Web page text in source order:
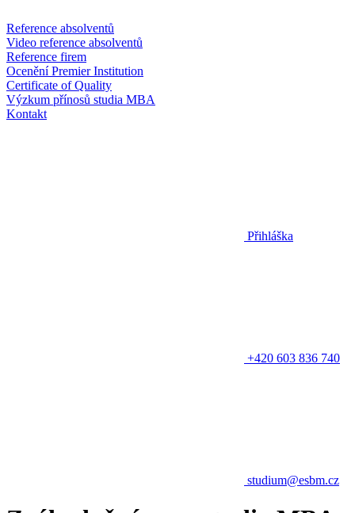
Reference absolventů
Video reference absolventů
Reference firem
Ocenění Premier Institution
Certificate of Quality
Výzkum přínosů studia MBA
Kontakt
Přihláška
+420 603 836 740
studium@esbm.cz